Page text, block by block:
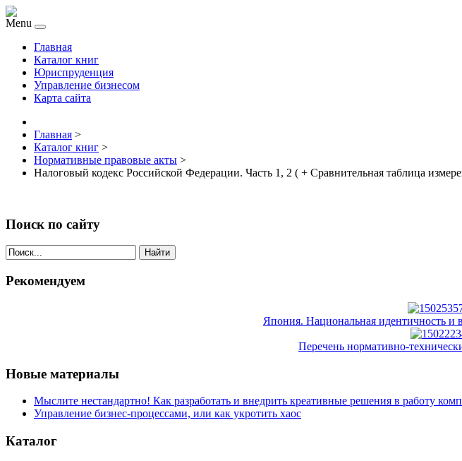
Menu
Главная
Каталог книг
Юриспруденция
Управление бизнесом
Карта сайта
Главная >
Каталог книг >
Нормативные правовые акты >
Налоговый кодекс Российской Федерации. Часть 1, 2 ( + Сравнительная таблица
Поиск по сайту
Найти
Рекомендуем
Япония. Национальная идентичность и
Перечень нормативно-
Новые материалы
Мыслите нестандартно! Как разработать и внедрить креативные решения в работу
Управление бизнес-процессами, или как укротить хаос
Каталог